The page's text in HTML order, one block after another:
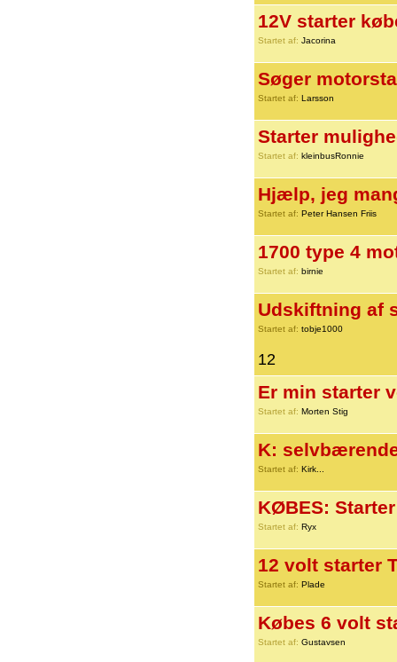
12V starter
Startet af: Jacorina
Søger
Startet af: Larsson
Starter
Startet af: kleinbusRonnie
Hjælp, jeg
Startet af: Peter Hansen Friis
1700 type 4
Startet af: birnie
Udskiftning af
Startet af: tobje1000
12
Er min starter
Startet af: Morten Stig
K:
Startet af: Kirk...
KØBES:
Startet af: Ryx
12 volt starter
Startet af: Plade
Købes 6 volt
Startet af: Gustavsen